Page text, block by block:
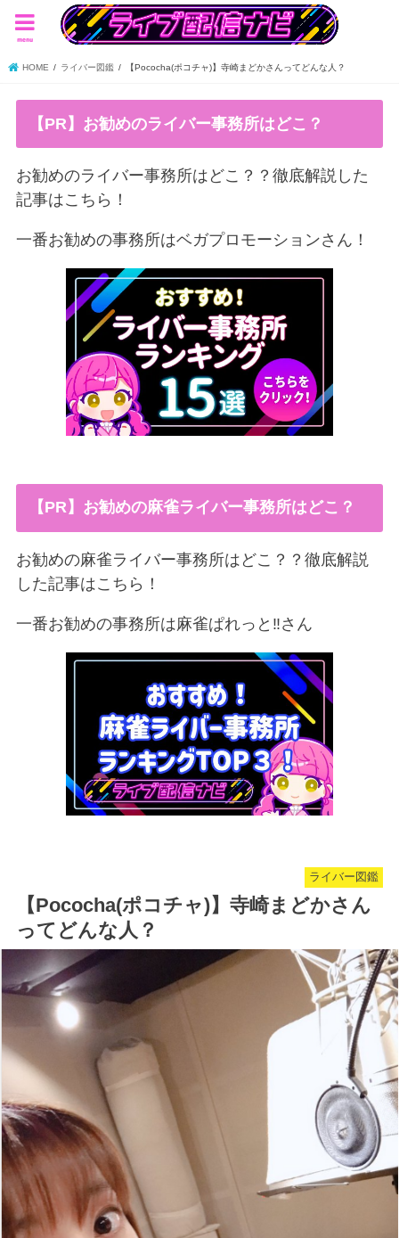
menu
HOME ライバー図鑑 【Pococha(ポコチャ)】寺崎まどかさんってどんな人？
【PR】お勧めのライバー事務所はどこ？
お勧めのライバー事務所はどこ？？徹底解説した
記事はこちら！
一番お勧めの事務所はベガプロモーションさん！
【PR】お勧めの麻雀ライバー事務所はどこ？
お勧めの麻雀ライバー事務所はどこ？？徹底解説
した記事はこちら！
一番お勧めの事務所は麻雀ぱれっと‼︎さん
ライバー図鑑
【Pococha(ポコチャ)】寺崎まどかさん
ってどんな人？